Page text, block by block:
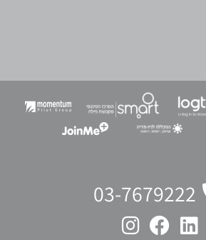
03-7679222